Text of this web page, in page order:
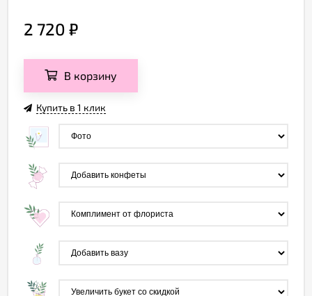
2 720 ₽
В корзину
Купить в 1 клик